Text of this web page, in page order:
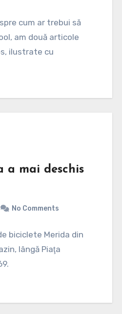
cum ar trebui să
am două articole
ilustrate cu
a mai deschis
No Comments
biciclete Merida din
lângă Piaţa